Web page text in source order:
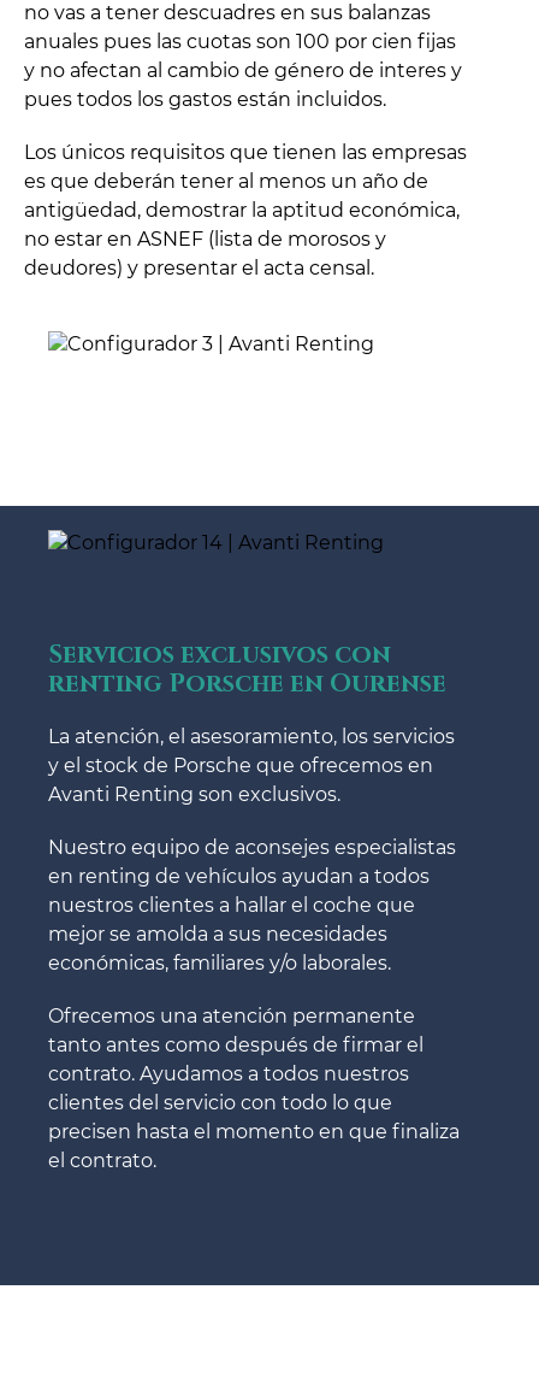
no vas a tener descuadres en sus balanzas
anuales pues las cuotas son 100 por cien fijas
y no afectan al cambio de género de interes y
pues todos los gastos están incluidos.
Los únicos requisitos que tienen las empresas
es que deberán tener al menos un año de
antigüedad, demostrar la aptitud económica,
no estar en ASNEF (lista de morosos y
deudores) y presentar el acta censal.
Servicios exclusivos con
renting Porsche en Ourense
La atención, el asesoramiento, los servicios
y el stock de Porsche que ofrecemos en
Avanti Renting son exclusivos.
Nuestro equipo de aconsejes especialistas
en renting de vehículos ayudan a todos
nuestros clientes a hallar el coche que
mejor se amolda a sus necesidades
económicas, familiares y/o laborales.
Ofrecemos una atención permanente
tanto antes como después de firmar el
contrato. Ayudamos a todos nuestros
clientes del servicio con todo lo que
precisen hasta el momento en que finaliza
el contrato.